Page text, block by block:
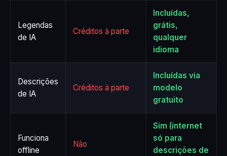
Legendas
de IA
Créditos à parte
Incluídas,
grátis,
qualquer
idioma
Descrições
de IA
Créditos à parte
Incluídas via
modelo
gratuito
Funciona
offline
Não
Sim (internet
só para
descrições de